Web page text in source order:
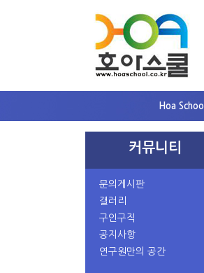
Hoa School
커뮤니티
문의게시판
갤러리
구인구직
공지사항
연구원만의 공간